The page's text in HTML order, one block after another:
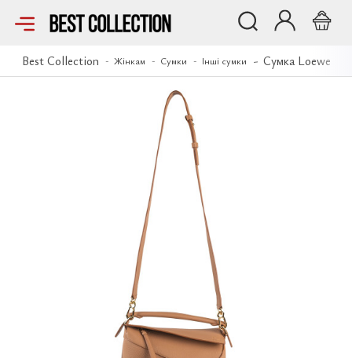
Best Collection Жінкам Сумки Інші сумки Сумка Loewe
Сумка Loewe